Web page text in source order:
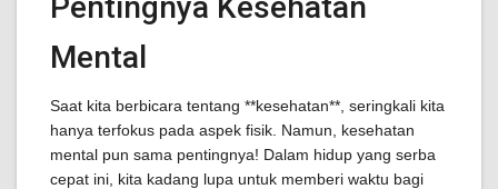
Mental
Saat kita berbicara tentang **kesehatan**, seringkali kita
hanya terfokus pada aspek fisik. Namun, kesehatan
mental pun sama pentingnya! Dalam hidup yang serba
cepat ini, kita kadang lupa untuk memberi waktu bagi